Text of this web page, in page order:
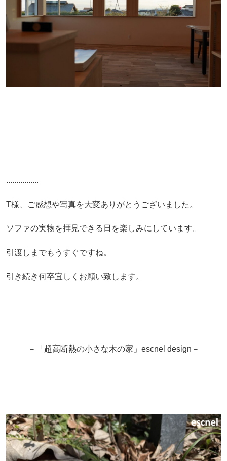
................
T様、ご感想や写真を大変ありがとうございました。
ソファの実物を拝見できる日を楽しみにしています。
引渡しまでもうすぐですね。
引き続き何卒宜しくお願い致します。
－「超高断熱の小さな木の家」escnel design－